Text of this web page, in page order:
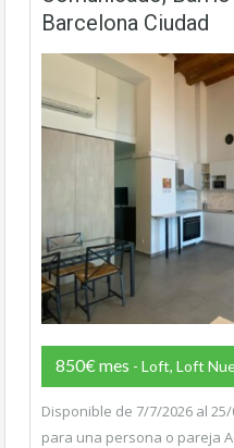
Barcelona Ciudad
850€ mes - Loft, Loft
Disponible de 7/7/2026 al
para una persona o pareja